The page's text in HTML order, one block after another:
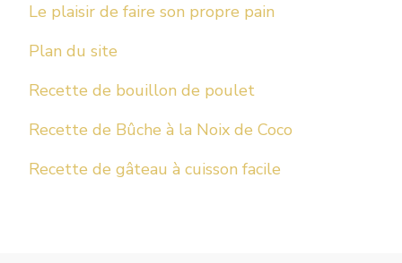
Le plaisir de faire son propre pain
Plan du site
Recette de bouillon de poulet
Recette de Bûche à la Noix de Coco
Recette de gâteau à cuisson facile